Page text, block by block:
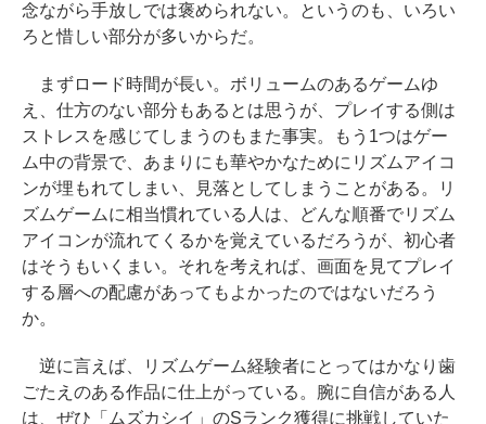
念ながら手放しでは褒められない。というのも、いろい
ろと惜しい部分が多いからだ。
まずロード時間が長い。ボリュームのあるゲームゆ
え、仕方のない部分もあるとは思うが、プレイする側は
ストレスを感じてしまうのもまた事実。もう1つはゲー
ム中の背景で、あまりにも華やかなためにリズムアイコ
ンが埋もれてしまい、見落としてしまうことがある。リ
ズムゲームに相当慣れている人は、どんな順番でリズム
アイコンが流れてくるかを覚えているだろうが、初心者
はそうもいくまい。それを考えれば、画面を見てプレイ
する層への配慮があってもよかったのではないだろう
か。
逆に言えば、リズムゲーム経験者にとってはかなり歯
ごたえのある作品に仕上がっている。腕に自信がある人
は、ぜひ「ムズカシイ」のSランク獲得に挑戦していた